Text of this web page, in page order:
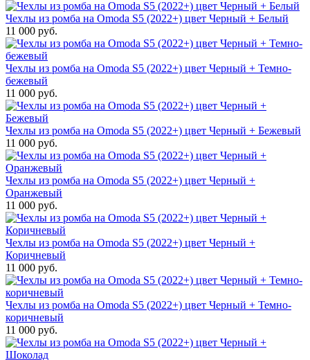
Чехлы из ромба на Omoda S5 (2022+) цвет Черный + Белый
11 000 руб.
Чехлы из ромба на Omoda S5 (2022+) цвет Черный + Темно-
бежевый
11 000 руб.
Чехлы из ромба на Omoda S5 (2022+) цвет Черный + Бежевый
11 000 руб.
Чехлы из ромба на Omoda S5 (2022+) цвет Черный +
Оранжевый
11 000 руб.
Чехлы из ромба на Omoda S5 (2022+) цвет Черный +
Коричневый
11 000 руб.
Чехлы из ромба на Omoda S5 (2022+) цвет Черный + Темно-
коричневый
11 000 руб.